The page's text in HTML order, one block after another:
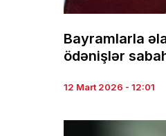
Bayramlarla
ödənişlər
12 Mart 2026 - 12:01